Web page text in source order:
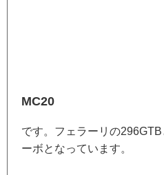
MC20
です。フェラーリの
ーボとなっています。